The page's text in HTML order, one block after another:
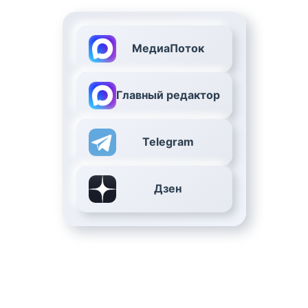
МедиаПоток
Главный редактор
Telegram
Дзен